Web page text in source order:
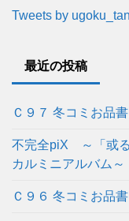
Tweets by
最近の投稿
Ｃ９７ 冬コミお品書
不完全piX ～「或
カルミニアルバム～
Ｃ９６ 冬コミお品書